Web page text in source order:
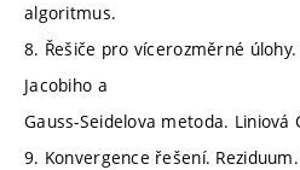
algoritmus.
8. Řešiče pro vícerozměrné
Jacobiho a
Gauss-Seidelova metoda. Liniová
9. Konvergence řešení.